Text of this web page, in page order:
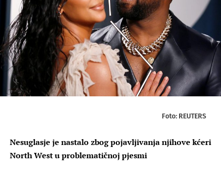
Foto: REUTERS
Nesuglasje je nastalo zbog pojavljivanja njihove kćeri
North West u problematičnoj pjesmi